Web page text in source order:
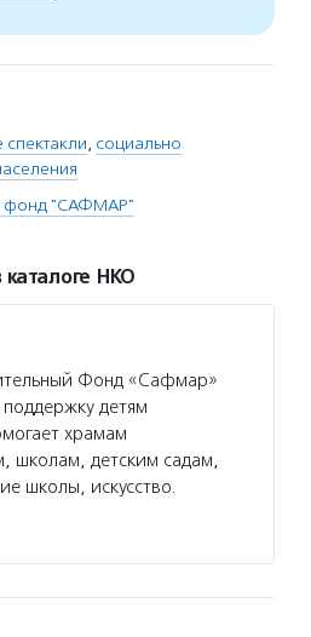
спектакли, социально
фонд "САФМАР"
НКО
Фонд «Сафмар»
детям
храмам
школам, детским садам,
школы, искусство.